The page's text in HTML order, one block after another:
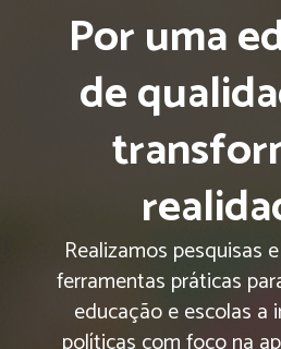
Por uma
de
Realizamos pesquisas
ferramentas práticas
educação e escolas a